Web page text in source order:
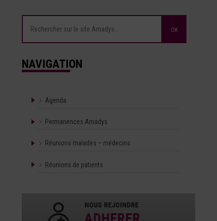
NAVIGATION
Agenda
Permanences Amadys
Réunions malades – médecins
Réunions de patients